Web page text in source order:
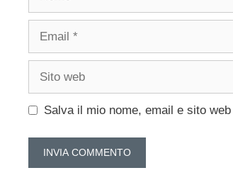
Salva il mio nome, email e sito